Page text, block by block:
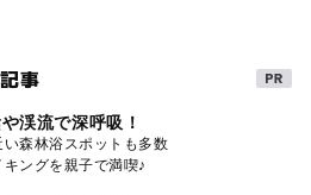
事
渓流で深呼吸！
い森林浴スポットも多数
キングを親子で満喫♪